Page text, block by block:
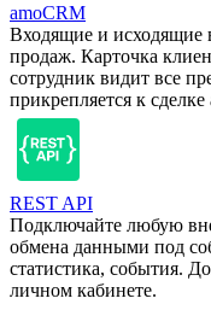
amoCRM
Входящие и исходящие
продаж. Карточка
сотрудник видит все
прикрепляется к
REST API
Подключайте любую
обмена данными под
статистика, события.
личном кабинете.